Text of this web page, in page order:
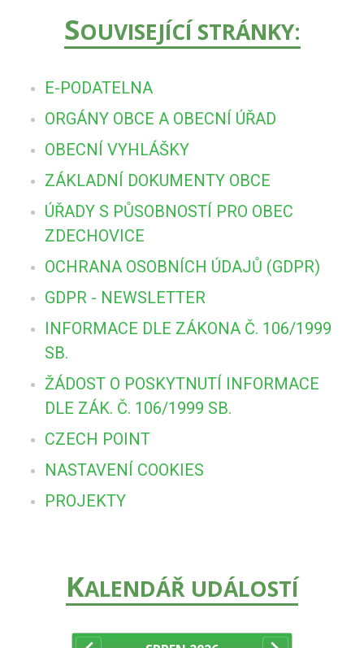
SOUVISEJÍCÍ STRÁNKY:
E-PODATELNA
ORGÁNY OBCE A OBECNÍ ÚŘAD
OBECNÍ VYHLÁŠKY
ZÁKLADNÍ DOKUMENTY OBCE
ÚŘADY S PŮSOBNOSTÍ PRO OBEC
ZDECHOVICE
OCHRANA OSOBNÍCH ÚDAJŮ (GDPR)
GDPR - NEWSLETTER
INFORMACE DLE ZÁKONA Č. 106/1999
SB.
ŽÁDOST O POSKYTNUTÍ INFORMACE
DLE ZÁK. Č. 106/1999 SB.
CZECH POINT
NASTAVENÍ COOKIES
PROJEKTY
KALENDÁŘ UDÁLOSTÍ